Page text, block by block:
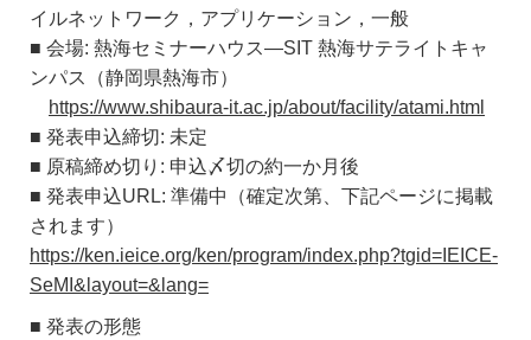
イルネットワーク，アプリケーション，一般
■ 会場: 熱海セミナーハウス—SIT 熱海サテライトキャ
ンパス（静岡県熱海市）
https://www.shibaura-it.ac.jp/about/facility/atami.html
■ 発表申込締切: 未定
■ 原稿締め切り: 申込〆切の約一か月後
■ 発表申込URL: 準備中（確定次第、下記ページに掲載
されます）
https://ken.ieice.org/ken/program/index.php?tgid=IEICE-
SeMI&layout=&lang=
■ 発表の形態